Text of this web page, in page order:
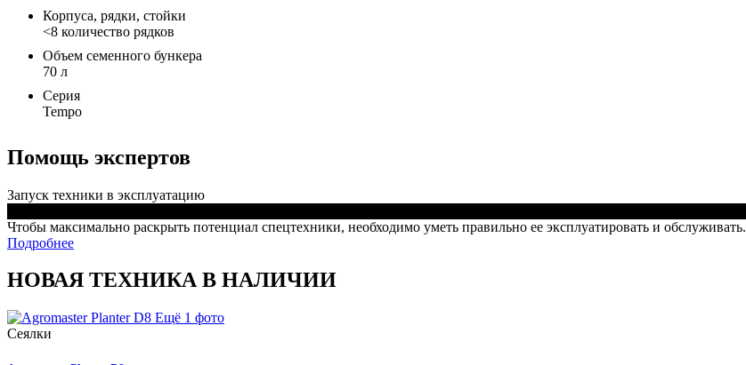
Корпуса, рядки, стойки
<8 количество рядков
Объем семенного бункера
70 л
Серия
Tempo
Помощь экспертов
Запуск техники в эксплуатацию
Чтобы максимально раскрыть потенциал спецтехники, необходимо уметь правильно ее эксплуатировать и обслуживать.
Подробнее
НОВАЯ ТЕХНИКА В НАЛИЧИИ
Ещё 1 фото
Сеялки